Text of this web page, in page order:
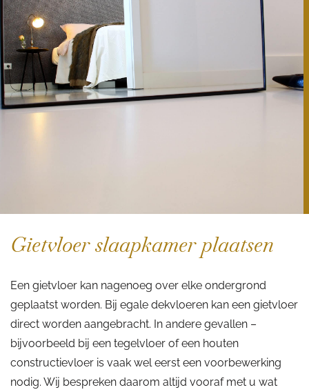
Gietvloer slaapkamer plaatsen
Een gietvloer kan nagenoeg over elke ondergrond
geplaatst worden. Bij egale dekvloeren kan een gietvloer
direct worden aangebracht. In andere gevallen –
bijvoorbeeld bij een tegelvloer of een houten
constructievloer is vaak wel eerst een voorbewerking
nodig. Wij bespreken daarom altijd vooraf met u wat